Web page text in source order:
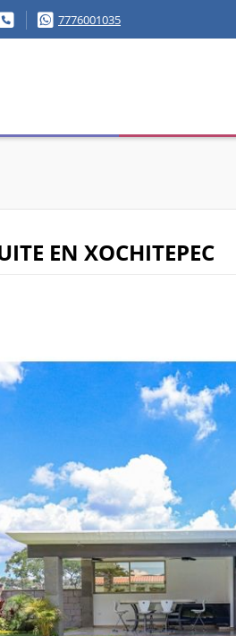
7776001035
EN XOCHITEPEC